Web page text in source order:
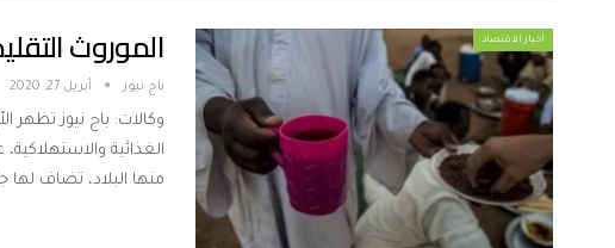
أخبار الاقتصاد الموروث
باج نيوز أبريل 27, 2020
وكالات: باج نيوز تظهر
الغذائية
منها البلاد، تضاف